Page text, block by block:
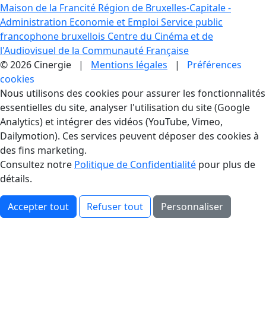
Maison de la Francité Région de Bruxelles-Capitale -
Administration Economie et Emploi Service public
francophone bruxellois Centre du Cinéma et de
l'Audiovisuel de la Communauté Française
© 2026 Cinergie | Mentions légales | Préférences
cookies
Gestion des Cookies
Nous utilisons des cookies pour assurer les fonctionnalités
essentielles du site, analyser l'utilisation du site (Google
Analytics) et intégrer des vidéos (YouTube, Vimeo,
Dailymotion). Ces services peuvent déposer des cookies à
des fins marketing.
Consultez notre Politique de Confidentialité pour plus de
détails.
Accepter tout Refuser tout Personnaliser